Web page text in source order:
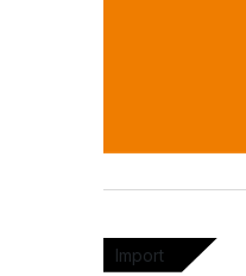
Import